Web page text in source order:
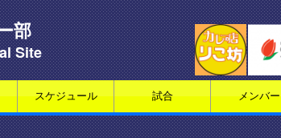
部
Site
スケジュール 試合 メンバー